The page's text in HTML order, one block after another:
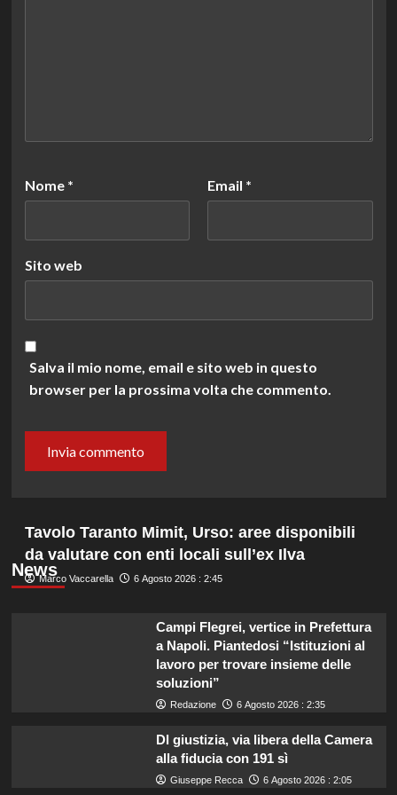
Nome * Email *
Sito web
Salva il mio nome, email e sito web in questo
browser per la prossima volta che commento.
News
Tavolo Taranto Mimit, Urso: aree disponibili
da valutare con enti locali sull’ex Ilva
Marco Vaccarella 6 Agosto 2026 : 2:45
Campi Flegrei, vertice in Prefettura
a Napoli. Piantedosi “Istituzioni al
lavoro per trovare insieme delle
soluzioni”
Redazione 6 Agosto 2026 : 2:35
Dl giustizia, via libera della Camera
alla fiducia con 191 sì
Giuseppe Recca 6 Agosto 2026 : 2:05